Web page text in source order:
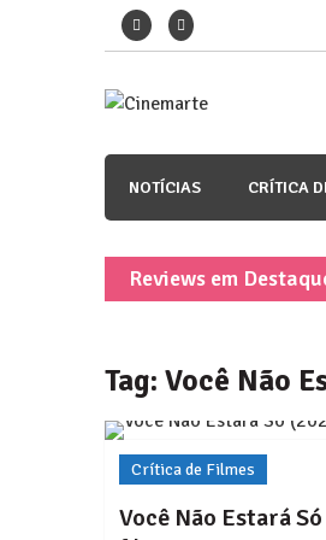
Cinemarte
NOTÍCIAS CRÍTICA
Reviews em
Crítica de Filmes
Tag: Você Não
Crítica de Filmes
Você Não Estará